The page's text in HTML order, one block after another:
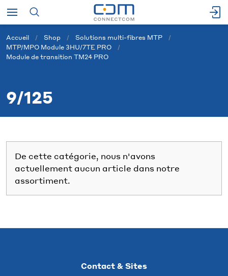
Accueil Shop
Solutions multi-fibres MTP
MTP/MPO Module 3HU/7TE PRO
Module de transition TM24 PRO
9/125
De cette catégorie, nous n'avons
actuellement aucun article dans notre
assortiment.
Contact & Sites